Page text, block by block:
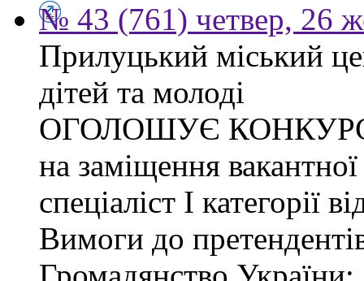
№ 43 (761) четвер, 26
Прилуцький міський
дітей та молоді
ОГОЛОШУЄ
на заміщення
спеціаліст І категорії
Вимоги до